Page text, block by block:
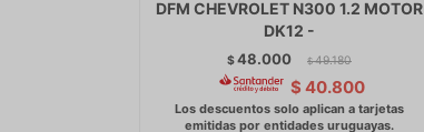
DFM CHEVROLET N300 1.2 MOTOR
DK12 -
$48.000 $ 49.180
$ 40.800